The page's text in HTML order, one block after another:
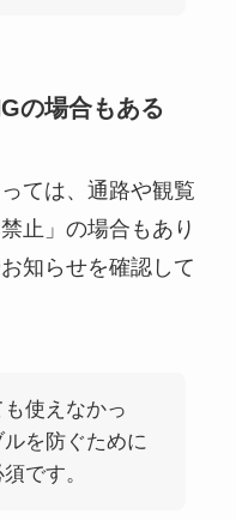
の場合もある
ては、通路や観覧
止」の場合もあり
知らせを確認して
使えなかっ
を防ぐために
です。